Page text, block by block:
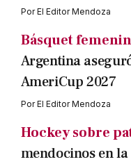
PorEl Editor Mendoza
Básquet
Argentina
AmeriCup 2027
PorEl Editor Mendoza
Hockey sobre
mendocinos en